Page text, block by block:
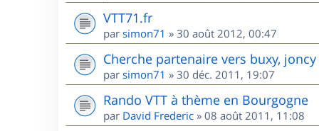
VTT71.fr
par simon71 » 30 août 2012, 00:47
Cherche partenaire vers buxy,
par simon71 » 30 déc. 2011, 19:07
Rando VTT à thème en Bourgogne
par David Frederic » 08 août 2011, 11:08